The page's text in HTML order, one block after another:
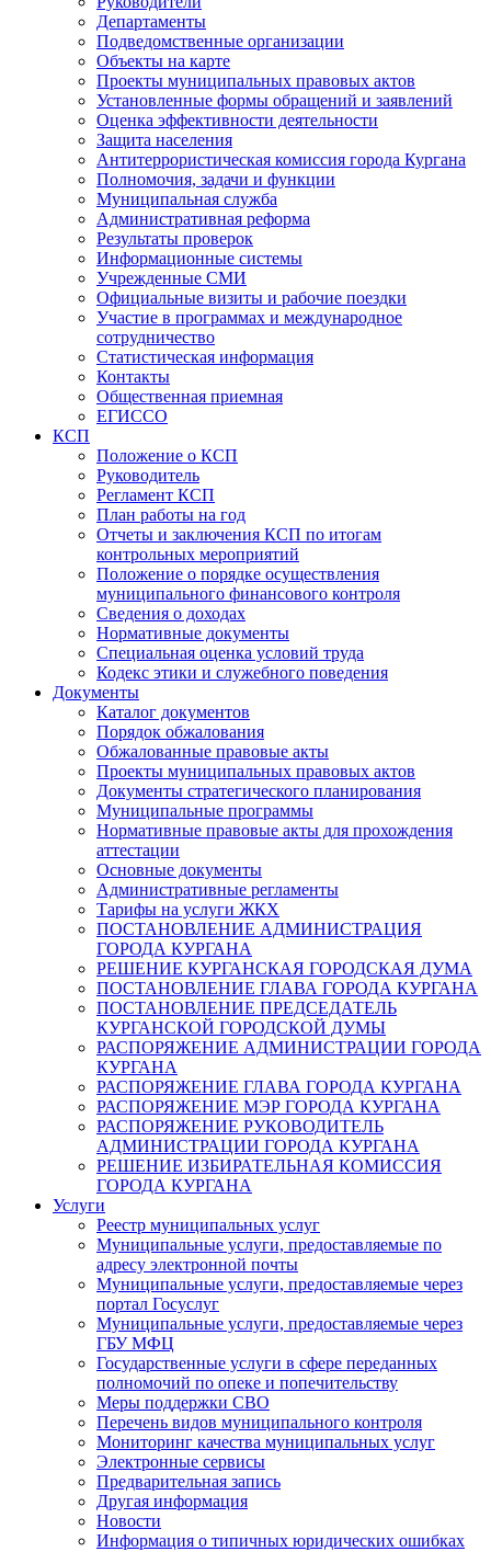
Департаменты
Подведомственные организации
Объекты на карте
Проекты муниципальных правовых актов
Установленные формы обращений и заявлений
Оценка эффективности деятельности
Защита населения
Антитеррористическая комиссия города Кургана
Полномочия, задачи и функции
Муниципальная служба
Административная реформа
Результаты проверок
Информационные системы
Учрежденные СМИ
Официальные визиты и рабочие поездки
Участие в программах и международное
сотрудничество
Статистическая информация
Контакты
Общественная приемная
ЕГИССО
КСП
Положение о КСП
Руководитель
Регламент КСП
План работы на год
Отчеты и заключения КСП по итогам
контрольных мероприятий
Положение о порядке осуществления
муниципального финансового контроля
Сведения о доходах
Нормативные документы
Специальная оценка условий труда
Кодекс этики и служебного поведения
Документы
Каталог документов
Порядок обжалования
Обжалованные правовые акты
Проекты муниципальных правовых актов
Документы стратегического планирования
Муниципальные программы
Нормативные правовые акты для прохождения
аттестации
Основные документы
Административные регламенты
Тарифы на услуги ЖКХ
ПОСТАНОВЛЕНИЕ АДМИНИСТРАЦИЯ
ГОРОДА КУРГАНА
РЕШЕНИЕ КУРГАНСКАЯ ГОРОДСКАЯ ДУМА
ПОСТАНОВЛЕНИЕ ГЛАВА ГОРОДА КУРГАНА
ПОСТАНОВЛЕНИЕ ПРЕДСЕДАТЕЛЬ
КУРГАНСКОЙ ГОРОДСКОЙ ДУМЫ
РАСПОРЯЖЕНИЕ АДМИНИСТРАЦИИ ГОРОДА
КУРГАНА
РАСПОРЯЖЕНИЕ ГЛАВА ГОРОДА КУРГАНА
РАСПОРЯЖЕНИЕ МЭР ГОРОДА КУРГАНА
РАСПОРЯЖЕНИЕ РУКОВОДИТЕЛЬ
АДМИНИСТРАЦИИ ГОРОДА КУРГАНА
РЕШЕНИЕ ИЗБИРАТЕЛЬНАЯ КОМИССИЯ
ГОРОДА КУРГАНА
Услуги
Реестр муниципальных услуг
Муниципальные услуги, предоставляемые по
адресу электронной почты
Муниципальные услуги, предоставляемые через
портал Госуслуг
Муниципальные услуги, предоставляемые через
ГБУ МФЦ
Государственные услуги в сфере переданных
полномочий по опеке и попечительству
Меры поддержки СВО
Перечень видов муниципального контроля
Мониторинг качества муниципальных услуг
Электронные сервисы
Предварительная запись
Другая информация
Новости
Информация о типичных юридических ошибках